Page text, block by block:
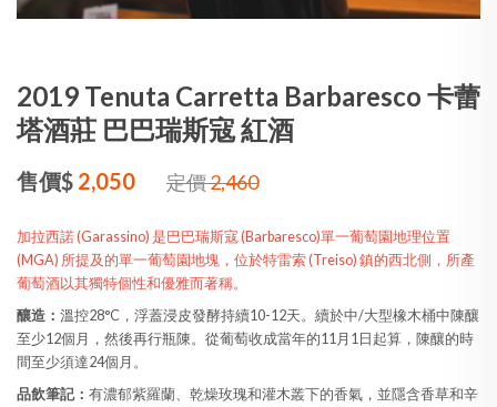
2019 Tenuta Carretta Barbaresco 卡蕾
塔酒莊 巴巴瑞斯寇 紅酒
售價$ 2,050 定價2,460
加拉西諾 (Garassino) 是巴巴瑞斯寇 (Barbaresco)單一葡萄園地理位置
(MGA) 所提及的單一葡萄園地塊，位於特雷索 (Treiso) 鎮的西北側，所產
葡萄酒以其獨特個性和優雅而著稱。
釀造： 溫控28°C，浮蓋浸皮發酵持續10-12天。續於中/大型橡木桶中陳釀
至少12個月，然後再行瓶陳。從葡萄收成當年的11月1日起算，陳釀的時
間至少須達24個月。
品飲筆記： 有濃郁紫羅蘭、乾燥玫瑰和灌木叢下的香氣，並隱含香草和辛